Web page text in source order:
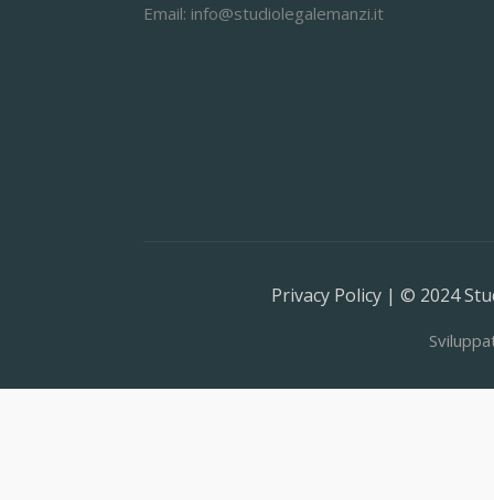
Email: info@studiolegalemanzi.it
Privacy Policy | © 2024